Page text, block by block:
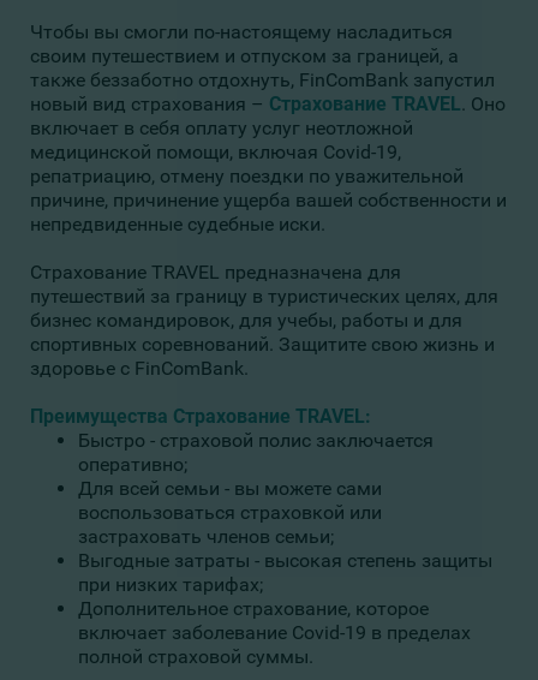
Чтобы вы смогли по-настоящему насладиться
своим путешествием и отпуском за границей, а
также беззаботно отдохнуть, FinComBank запустил
новый вид страхования – Страхование TRAVEL. Оно
включает в себя оплату услуг неотложной
медицинской помощи, включая Covid-19,
репатриацию, отмену поездки по уважительной
причине, причинение ущерба вашей собственности и
непредвиденные судебные иски.
Страхование TRAVEL предназначена для
путешествий за границу в туристических целях, для
бизнес командировок, для учебы, работы и для
спортивных соревнований. Защитите свою жизнь и
здоровье с FinComBank.
Преимущества Страхование TRAVEL:
Быстро - страховой полис заключается
оперативно;
Для всей семьи - вы можете сами
воспользоваться страховкой или
застраховать членов семьи;
Выгодные затраты - высокая степень защиты
при низких тарифах;
Дополнительное страхование, которое
включает заболевание Covid-19 в пределах
полной страховой суммы.